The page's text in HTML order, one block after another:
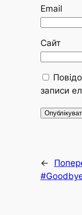
Email
Сайт
записи
←